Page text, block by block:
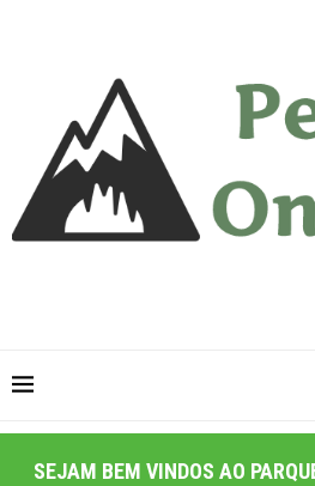
SEJAM BEM VINDOS AO